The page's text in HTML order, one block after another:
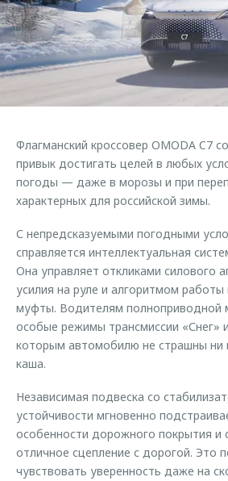
Страхование
Кредитный калькулятор
Аксессуары
Запчасти
Трейд-ин
Калькулятор трейд-ин
Клиентская поддержка
O&J Автоклуб
Клуб владельцев OMODA
Одежда и сувениры
Оригинальные аксессуары
Запчасти
Обратная связь
Флагманский кроссовер OMODA C7
привык достигать целей в любых
погоды — даже в морозы и при
характерных для российской зимы.
С непредсказуемыми погодными
справляется интеллектуальная
Она управляет откликами силового
усилия на руле и алгоритмом
муфты. Водителям полноприводной
особые режимы трансмиссии «Снег»
которым автомобилю не страшны ни
каша.
Независимая подвеска со
устойчивости мгновенно
особенности дорожного покрытия и
отличное сцепление с дорогой. Это
чувствовать уверенность даже на